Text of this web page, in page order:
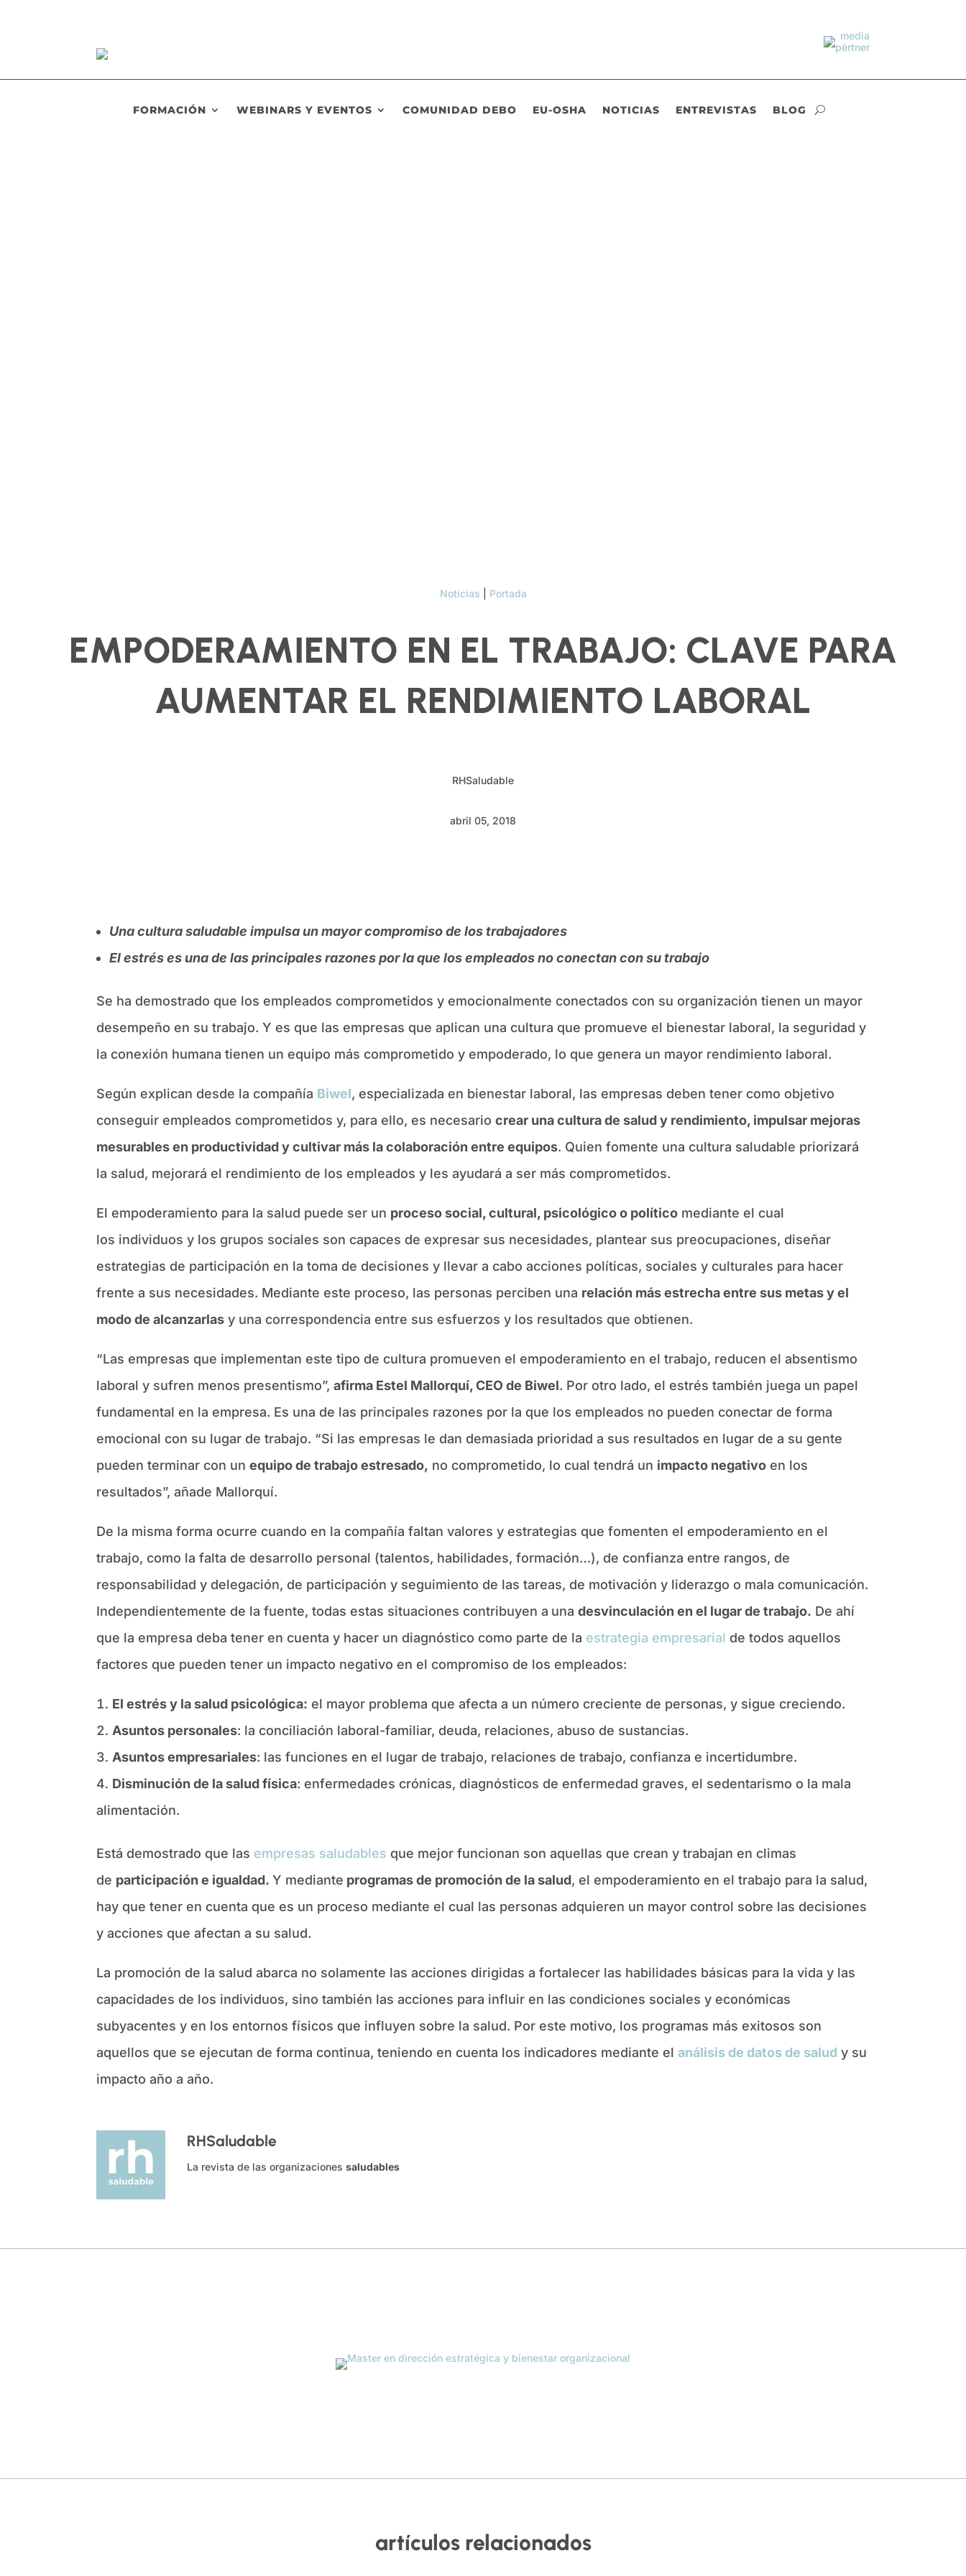
FORMACIÓN WEBINARS Y EVENTOS COMUNIDAD DEBO EU-OSHA NOTICIAS ENTREVISTAS BLOG
Noticias Portada
EMPODERAMIENTO EN EL TRABAJO: CLAVE PARA
AUMENTAR EL RENDIMIENTO LABORAL
RHSaludable
abril 05, 2018
Una cultura saludable impulsa un mayor compromiso de los trabajadores
El estrés es una de las principales razones por la que los empleados no conectan con su trabajo
Se ha demostrado que los empleados comprometidos y emocionalmente conectados con su organización tienen un mayor
desempeño en su trabajo. Y es que las empresas que aplican una cultura que promueve el bienestar laboral, la seguridad y
la conexión humana tienen un equipo más comprometido y empoderado, lo que genera un mayor rendimiento laboral.
Según explican desde la compañía Biwel, especializada en bienestar laboral, las empresas deben tener como objetivo
conseguir empleados comprometidos y, para ello, es necesariocrear una cultura de salud y rendimiento, impulsar mejoras
mesurables en productividad y cultivar más la colaboración entre equipos. Quien fomente una cultura saludable priorizará
la salud, mejorará el rendimiento de los empleados y les ayudará a ser más comprometidos.
El empoderamiento para la salud puede ser un proceso social, cultural, psicológico o político mediante el cual
los individuos y los grupos sociales son capaces de expresar sus necesidades, plantear sus preocupaciones, diseñar
estrategias de participación en la toma de decisiones y llevar a cabo acciones políticas, sociales y culturales para hacer
frente a sus necesidades. Mediante este proceso, las personas perciben una relación más estrecha entre sus metas y el
modo de alcanzarlas y una correspondencia entre sus esfuerzos y los resultados que obtienen.
“Las empresas que implementan este tipo de cultura promueven el empoderamiento en el trabajo, reducen el absentismo
laboral y sufren menos presentismo”,afirma Estel Mallorquí, CEO de Biwel. Por otro lado, el estrés también juega un papel
fundamental en la empresa. Es una de las principales razones por la que los empleados no pueden conectar de forma
emocional con su lugar de trabajo. “Si las empresas le dan demasiada prioridad a sus resultados en lugar de a su gente
pueden terminar con unequipo de trabajo estresado, no comprometido, lo cual tendrá un impacto negativo en los
resultados”, añade Mallorquí.
De la misma forma ocurre cuando en la compañía faltan valores y estrategias que fomenten el empoderamiento en el
trabajo, como la falta de desarrollo personal (talentos, habilidades, formación…), de confianza entre rangos, de
responsabilidad y delegación, de participación y seguimiento de las tareas, de motivación y liderazgo o mala comunicación.
Independientemente de la fuente, todas estas situaciones contribuyen a unadesvinculación en el lugar de trabajo. De ahí
que la empresa deba tener en cuenta y hacer un diagnóstico como parte de la estrategia empresarial de todos aquellos
factores que pueden tener un impacto negativo en el compromiso de los empleados:
El estrés y la salud psicológica: el mayor problema que afecta a un número creciente de personas, y sigue creciendo.
Asuntos personales: la conciliación laboral-familiar, deuda, relaciones, abuso de sustancias.
Asuntos empresariales: las funciones en el lugar de trabajo, relaciones de trabajo, confianza e incertidumbre.
Disminución de la salud física: enfermedades crónicas, diagnósticos de enfermedad graves, el sedentarismo o la mala
alimentación.
Está demostrado que las empresas saludables que mejor funcionan son aquellas que crean y trabajan en climas
de participación e igualdad.Y mediante programasde promoción de la salud, el empoderamiento en el trabajo para la salud,
hay que tener en cuenta que es un proceso mediante el cual las personas adquieren un mayor control sobre las decisiones
y acciones que afectan a su salud.
La promoción de la salud abarca no solamente las acciones dirigidas a fortalecer las habilidades básicas para la vida y las
capacidades de los individuos, sino también las acciones para influir en las condiciones sociales y económicas
subyacentes y en los entornos físicos que influyen sobre la salud. Por este motivo, los programas más exitosos son
aquellos que se ejecutan de forma continua, teniendo en cuenta los indicadores mediante elanálisis de datos de salud y su
impacto año a año.
RHSaludable
La revista de las organizacionessaludables
artículos relacionados